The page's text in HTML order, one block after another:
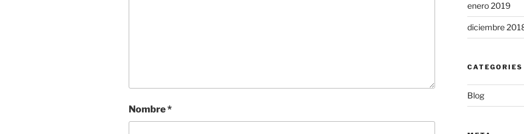
Nombre*
enero 2019
diciembre
CATEGORIES
Blog